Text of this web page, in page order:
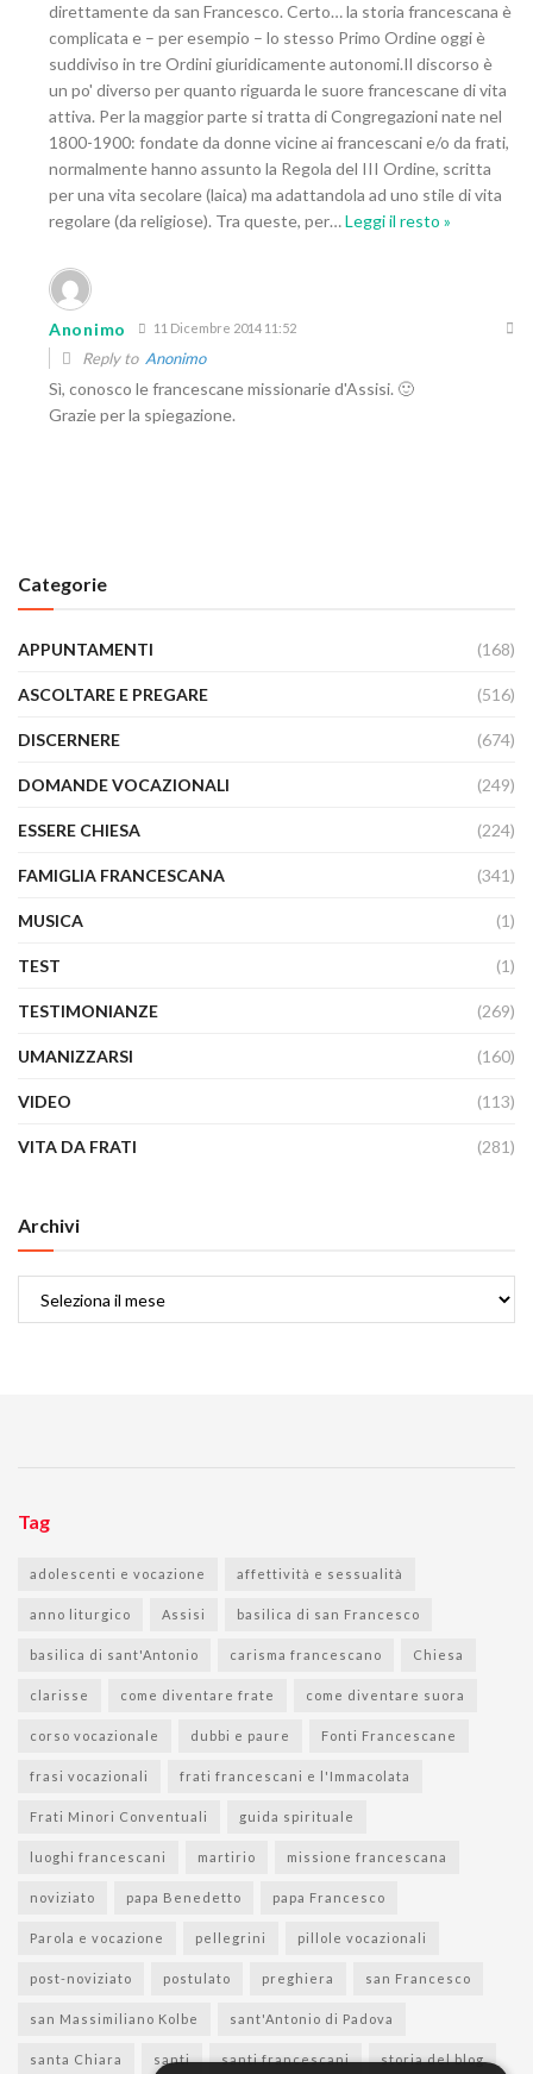
direttamente da san Francesco. Certo… la storia francescana è
complicata e – per esempio – lo stesso Primo Ordine oggi è
suddiviso in tre Ordini giuridicamente autonomi.Il discorso è
un po' diverso per quanto riguarda le suore francescane di vita
attiva. Per la maggior parte si tratta di Congregazioni nate nel
1800-1900: fondate da donne vicine ai francescani e/o da frati,
normalmente hanno assunto la Regola del III Ordine, scritta
per una vita secolare (laica) ma adattandola ad uno stile di vita
regolare (da religiose). Tra queste, per…Leggi il resto »
Anonimo 11 Dicembre 2014 11:52
Reply to Anonimo
Sì, conosco le francescane missionarie d'Assisi. 🙂
Grazie per la spiegazione.
Categorie
APPUNTAMENTI (168)
ASCOLTARE E PREGARE (516)
DISCERNERE (674)
DOMANDE VOCAZIONALI (249)
ESSERE CHIESA (224)
FAMIGLIA FRANCESCANA (341)
MUSICA (1)
TEST (1)
TESTIMONIANZE (269)
UMANIZZARSI (160)
VIDEO (113)
VITA DA FRATI (281)
Archivi
Tag
adolescenti e vocazione affettività e sessualità
anno liturgico Assisi basilica di san Francesco
basilica di sant'Antonio carisma francescano Chiesa
clarisse come diventare frate come diventare suora
corso vocazionale dubbi e paure Fonti Francescane
frasi vocazionali frati francescani e l'Immacolata
Frati Minori Conventuali guida spirituale
luoghi francescani martirio missione francescana
noviziato papa Benedetto papa Francesco
Parola e vocazione pellegrini pillole vocazionali
post-noviziato postulato preghiera san Francesco
san Massimiliano Kolbe sant'Antonio di Padova
santa Chiara santi santi francescani storia del blog